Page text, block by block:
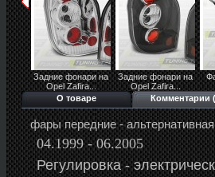
Задние фонари на
Opel Zafira...
Задние фонари на
Opel Zafira...
О товаре Комментарии
фары передние -
04.1999 - 06.2005
Регулировка -э